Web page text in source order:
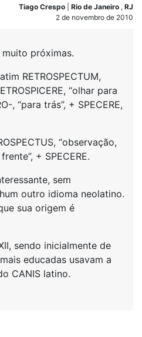
Tiago Crespo Rio de Janeiro , RJ
2 de novembro de 2010
muito próximas.
RETROSPECTUM,
“olhar para
, “para trás”, + SPECERE,
“observação,
+ SPECERE.
sem
outro idioma neolatino.
sua origem é
sendo inicialmente de
educadas usavam a
CANIS latino.